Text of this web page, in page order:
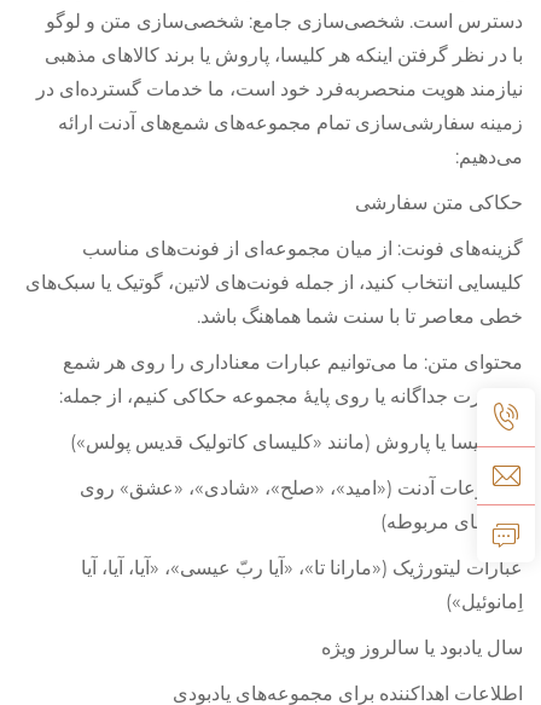
دسترس است. شخصی‌سازی جامع: شخصی‌سازی متن و لوگو
با در نظر گرفتن اینکه هر کلیسا، پاروش یا برند کالاهای مذهبی
نیازمند هویت منحصربه‌فرد خود است، ما خدمات گسترده‌ای در
زمینه سفارشی‌سازی تمام مجموعه‌های شمع‌های آدنت ارائه
می‌دهیم:
حکاکی متن سفارشی
گزینه‌های فونت: از میان مجموعه‌ای از فونت‌های مناسب
کلیسایی انتخاب کنید، از جمله فونت‌های لاتین، گوتیک یا سبک‌های
خطی معاصر تا با سنت شما هماهنگ باشد.
محتوای متن: ما می‌توانیم عبارات معناداری را روی هر شمع
به‌صورت جداگانه یا روی پایهٔ مجموعه حکاکی کنیم، از جمله:
نام کلیسا یا پاروش (مانند «کلیسای کاتولیک قدیس پولس»)
موضوعات آدنت («امید»، «صلح»، «شادی»، «عشق» روی
شمع‌های مربوطه)
عبارات لیتورژیک («مارانا تا»، «آیا ربّ عیسی»، «آیا، آیا، آیا
اِمانوئیل»)
سال یادبود یا سالروز ویژه
اطلاعات اهداکننده برای مجموعه‌های یادبودی